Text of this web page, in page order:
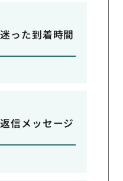
った到着時間
信メッセージ